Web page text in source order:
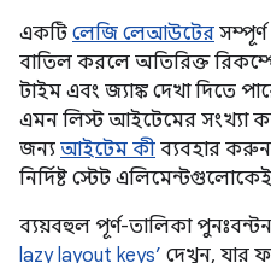
একটি লেজি লেআউটের
বাতিল করলে অতিরিক্ত
টাইম এবং জ্যাঙ্ক দেখা দিতে
এমন লিস্ট আইটেমের
জন্য আইটেম কী ব্যবহার করুন
নির্দিষ্ট স্টেট
ব্যয়বহুল পূর্ণ-তালিকা
lazy layout keys’ দেখুন, যার